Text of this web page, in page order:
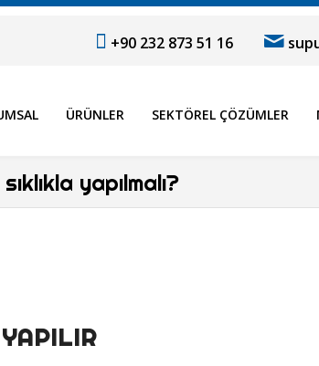
+90 232 873 51 16
ÜRÜNLER SEKTÖREL ÇÖZÜMLER
yapılmalı?